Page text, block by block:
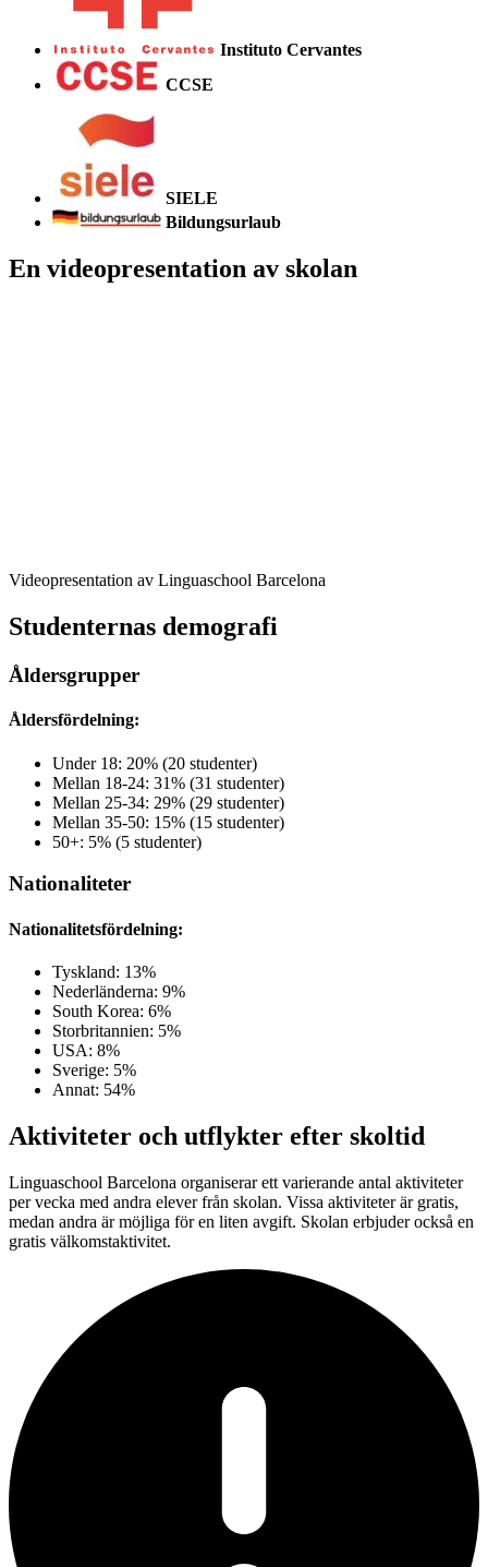
Instituto Cervantes
CCSE
SIELE
Bildungsurlaub
En videopresentation av skolan
Videopresentation av Linguaschool Barcelona
Studenternas demografi
Åldersgrupper
Åldersfördelning:
Under 18: 20% (20 studenter)
Mellan 18-24: 31% (31 studenter)
Mellan 25-34: 29% (29 studenter)
Mellan 35-50: 15% (15 studenter)
50+: 5% (5 studenter)
Nationaliteter
Nationalitetsfördelning:
Tyskland: 13%
Nederländerna: 9%
South Korea: 6%
Storbritannien: 5%
USA: 8%
Sverige: 5%
Annat: 54%
Aktiviteter och utflykter efter skoltid
Linguaschool Barcelona organiserar ett varierande antal aktiviteter
per vecka med andra elever från skolan. Vissa aktiviteter är gratis,
medan andra är möjliga för en liten avgift. Skolan erbjuder också en
gratis välkomstaktivitet.